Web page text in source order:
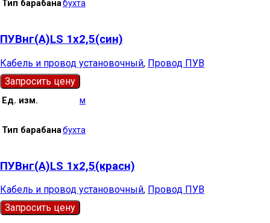
Тип барабанабухта
ПУВнг(А)LS 1х2,5(син)
Кабель и провод установочный, Провод ПУВ
Запросить цену
Ед. изм. м
Тип барабанабухта
ПУВнг(А)LS 1х2,5(красн)
Кабель и провод установочный, Провод ПУВ
Запросить цену